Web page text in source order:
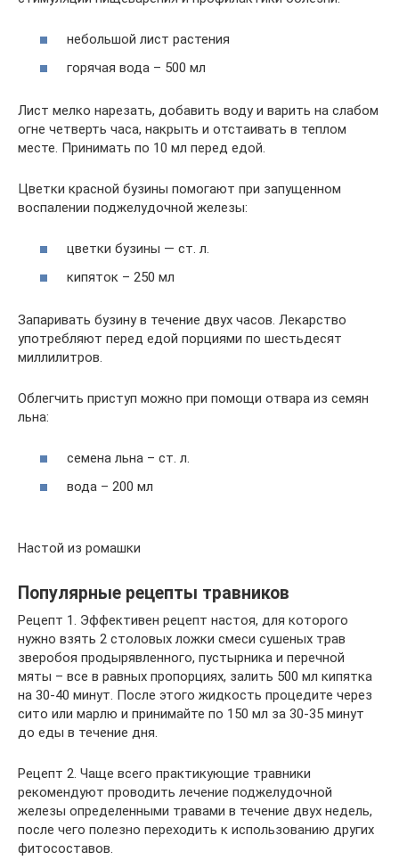
небольшой лист растения
горячая вода – 500 мл
Лист мелко нарезать, добавить воду и варить на слабом
огне четверть часа, накрыть и отстаивать в теплом
месте. Принимать по 10 мл перед едой.
Цветки красной бузины помогают при запущенном
воспалении поджелудочной железы:
цветки бузины — ст. л.
кипяток – 250 мл
Запаривать бузину в течение двух часов. Лекарство
употребляют перед едой порциями по шестьдесят
миллилитров.
Облегчить приступ можно при помощи отвара из семян
льна:
семена льна – ст. л.
вода – 200 мл
Настой из ромашки
Популярные рецепты травников
Рецепт 1. Эффективен рецепт настоя, для которого
нужно взять 2 столовых ложки смеси сушеных трав
зверобоя продырявленного, пустырника и перечной
мяты – все в равных пропорциях, залить 500 мл кипятка
на 30-40 минут. После этого жидкость процедите через
сито или марлю и принимайте по 150 мл за 30-35 минут
до еды в течение дня.
Рецепт 2. Чаще всего практикующие травники
рекомендуют проводить лечение поджелудочной
железы определенными травами в течение двух недель,
после чего полезно переходить к использованию других
фитосоставов.